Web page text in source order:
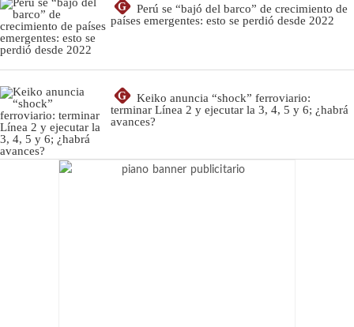
G
Perú se “bajó del barco” de crecimiento de
países emergentes: esto se perdió desde 2022
G
Keiko anuncia “shock” ferroviario:
terminar Línea 2 y ejecutar la 3, 4, 5 y 6; ¿habrá
avances?